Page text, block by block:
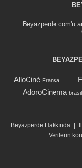
Beyazperde.com'u
AlloCiné Fransa
AdoroCinema brasil
Beyazperde Hakkında
Verilerin